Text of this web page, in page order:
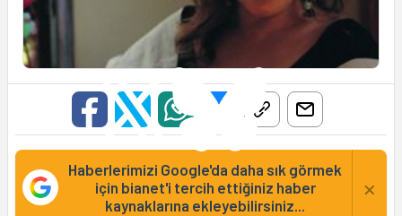
Haberlerimizi Google'da daha sık görmek
için bianet'i tercih ettiğiniz haber
kaynaklarına ekleyebilirsiniz...
×